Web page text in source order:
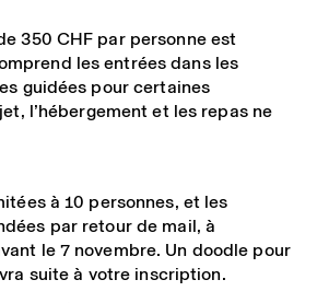
350 CHF par personne est
les entrées dans les
guidées pour certaines
l’hébergement et les repas ne
à 10 personnes, et les
par retour de mail, à
le 7 novembre. Un doodle pour
suite à votre inscription.